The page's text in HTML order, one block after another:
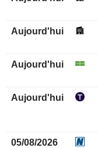
Aujourd'hui
Aujourd'hui
Aujourd'hui
05/08/2026